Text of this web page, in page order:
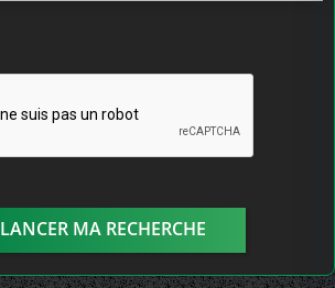
LANCER MA RECHERCHE